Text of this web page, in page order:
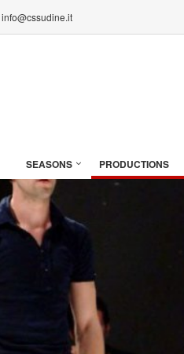
info@cssudine.it
SEASONS PRODUCTIONS